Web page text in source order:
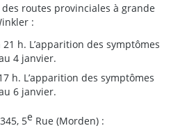
routes provinciales à grande
:
h. L’apparition des symptômes
4 janvier.
h. L’apparition des symptômes
6 janvier.
5e Rue (Morden) :